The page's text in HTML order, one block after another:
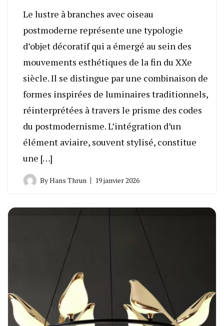
Le lustre à branches avec oiseau
postmoderne représente une typologie
d’objet décoratif qui a émergé au sein des
mouvements esthétiques de la fin du XXe
siècle. Il se distingue par une combinaison de
formes inspirées de luminaires traditionnels,
réinterprétées à travers le prisme des codes
du postmodernisme. L’intégration d’un
élément aviaire, souvent stylisé, constitue
une […]
ByHans Thrun 19 janvier 2026